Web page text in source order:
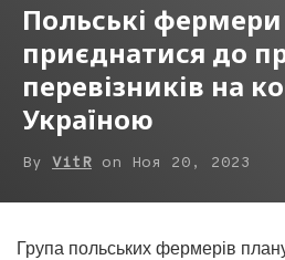
Польські
приєднатися до
перевізників на
Україною
By VitR on Ноя 20, 2023
Група польських фермерів